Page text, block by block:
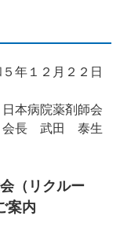
年１２月２２日
本病院薬剤師会
会長 武田 泰生
（リクルー
案内